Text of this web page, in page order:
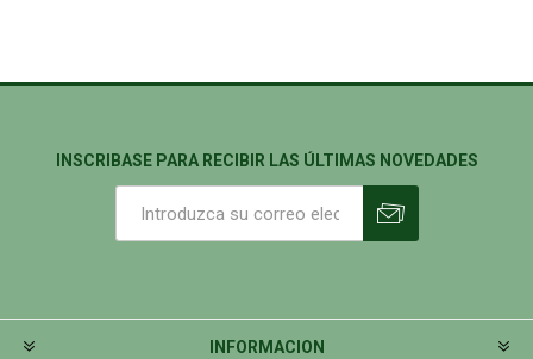
INSCRIBASE PARA RECIBIR LAS ÚLTIMAS NOVEDADES
INFORMACION